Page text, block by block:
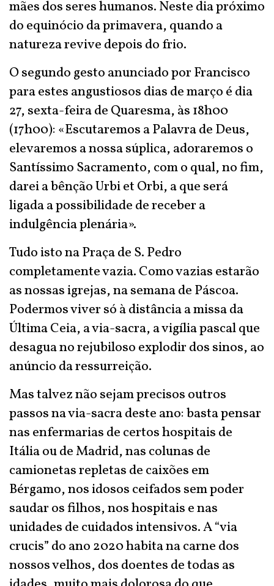
mães dos seres humanos. Neste dia próximo
do equinócio da primavera, quando a
natureza revive depois do frio.
O segundo gesto anunciado por Francisco
para estes angustiosos dias de março é dia
27, sexta-feira de Quaresma, às 18h00
(17h00): «Escutaremos a Palavra de Deus,
elevaremos a nossa súplica, adoraremos o
Santíssimo Sacramento, com o qual, no fim,
darei a bênção Urbi et Orbi, a que será
ligada a possibilidade de receber a
indulgência plenária».
Tudo isto na Praça de S. Pedro
completamente vazia. Como vazias estarão
as nossas igrejas, na semana de Páscoa.
Podermos viver só à distância a missa da
Última Ceia, a via-sacra, a vigília pascal que
desagua no rejubiloso explodir dos sinos, ao
anúncio da ressurreição.
Mas talvez não sejam precisos outros
passos na via-sacra deste ano: basta pensar
nas enfermarias de certos hospitais de
Itália ou de Madrid, nas colunas de
camionetas repletas de caixões em
Bérgamo, nos idosos ceifados sem poder
saudar os filhos, nos hospitais e nas
unidades de cuidados intensivos. A “via
crucis” do ano 2020 habita na carne dos
nossos velhos, dos doentes de todas as